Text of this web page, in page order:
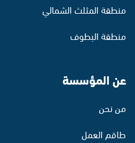
منطقة المثلث الشمالي
منطقة البطوف
عن المؤسسة
من نحن
طاقم العمل